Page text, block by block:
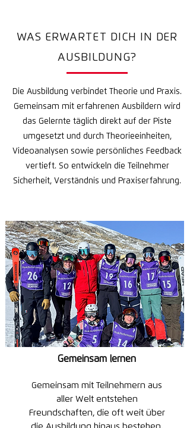
WAS ERWARTET DICH IN DER
AUSBILDUNG?
Die Ausbildung verbindet Theorie und Praxis.
Gemeinsam mit erfahrenen Ausbildern wird
das Gelernte täglich direkt auf der Piste
umgesetzt und durch Theorieeinheiten,
Videoanalysen sowie persönliches Feedback
vertieft. So entwickeln die Teilnehmer
Sicherheit, Verständnis und Praxiserfahrung.
Gemeinsam lernen
Gemeinsam mit Teilnehmern aus
aller Welt entstehen
Freundschaften, die oft weit über